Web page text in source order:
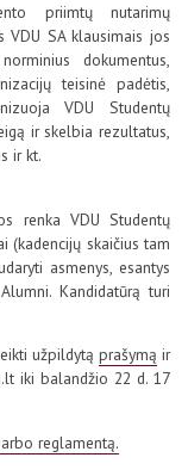
priimtų nutarimų
VDU SA klausimais jos
dokumentus,
teisinė padėtis,
VDU Studentų
ir skelbia rezultatus,
ir kt.
renka VDU Studentų
(kadencijų skaičius tam
asmenys, esantys
Kandidatūrą turi
užpildytą prašymą ir
iki balandžio 22 d. 17
reglamentą.